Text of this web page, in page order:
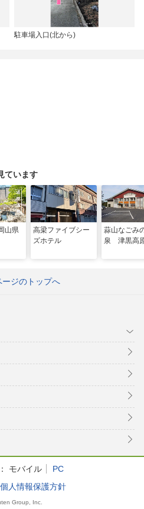
駐車場入口(北から)
ています
山県
高梁ファイブシー
ズホテル
蒜山なごみ
泉 津黒高
ージのトップへ
モバイル
PC
個人情報保護方針
Group, Inc.